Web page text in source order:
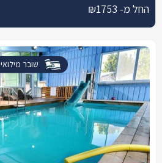
שובר
החל מ- ₪1753